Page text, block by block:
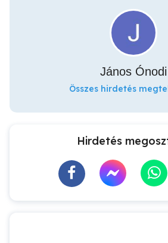
János Ónodi
Összes hirdetés
Hirdetés